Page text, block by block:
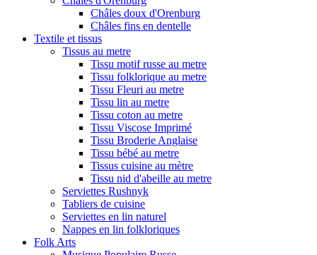
Châles doux d'Orenburg
Châles fins en dentelle
Textile et tissus
Tissus au metre
Tissu motif russe au metre
Tissu folklorique au metre
Tissu Fleuri au metre
Tissu lin au metre
Tissu coton au metre
Tissu Viscose Imprimé
Tissu Broderie Anglaise
Tissu bébé au metre
Tissus cuisine au mètre
Tissu nid d'abeille au metre
Serviettes Rushnyk
Tabliers de cuisine
Serviettes en lin naturel
Nappes en lin folkloriques
Folk Arts